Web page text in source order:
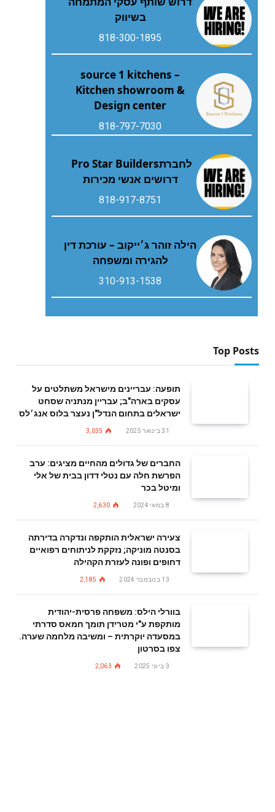
בשיווק
818-300-1895
source 1 kitchens –
Kitchen showroom &
Design center
818-797-7030
לחברת‭ ‬Pro Star Builders‭
‬דרושים‭ ‬אנשי‭ ‬מכירות
818-917-8751
הילה זוהר ג׳ייקוב – עורכת דין
להגירה ומשפחה
310-913-1538
Top Posts
תופעה: עבריינים מישראל משתלטים על
עסקים בארה"ב; עבריין מנתניה שסחט
ישראלים בתחום הנדל"ן נעצר בלוס אנג׳לס
31 בינואר 2025 3,035
החברים של גדולים מהחיים מציגים: ערב
הפרשת חלה עם נטלי דדון בבית של אלי
ומיטל בכר
8 במאי 2024 2,630
צעירה ישראלית הותקפה ונדקרה בדירתה
בסנטה מוניקה; נזקקת לניתוחים רפואיים
דחופים ופונה לעזרת הקהילה
13 בנובמבר 2024 2,185
בוורלי הילס: משפחה פרסית-יהודית
מותקפת ע"י מטרידן תומך חמאס סדרתי
במסעדה יוקרתית – ומשיבה מלחמה שערה.
צפו בסרטון
3 ביוני 2025 2,063